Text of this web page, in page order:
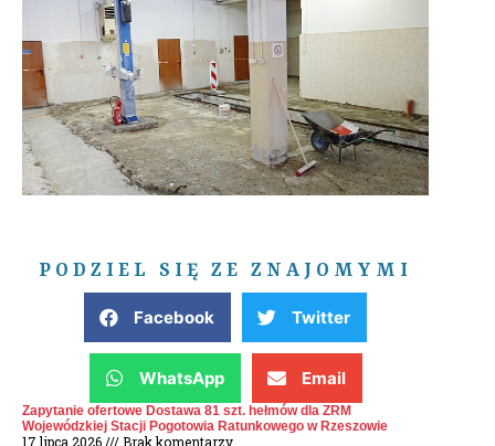
PODZIEL SIĘ ZE ZNAJOMYMI
Facebook Twitter
WhatsApp Email
Zapytanie ofertowe Dostawa 81 szt. hełmów dla ZRM
Wojewódzkiej Stacji Pogotowia Ratunkowego w Rzeszowie
17 lipca 2026 Brak komentarzy